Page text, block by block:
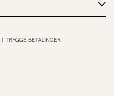
TRYGGE BETALINGER